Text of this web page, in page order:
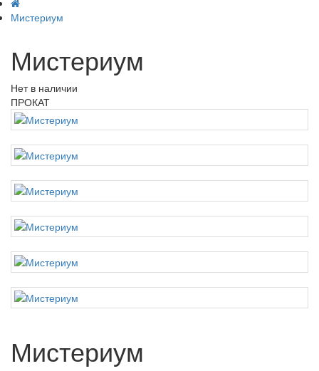
Мистериум
Мистериум
Нет в наличии
ПРОКАТ
Мистериум